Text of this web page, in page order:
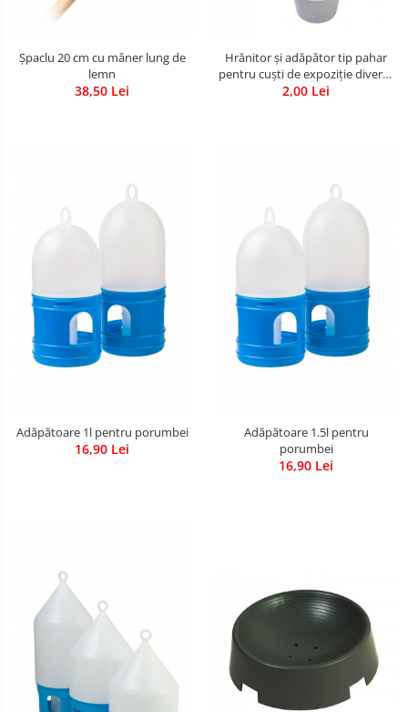
Șpaclu 20 cm cu mâner lung de
lemn
38,50 Lei
Hrănitor și adăpător tip pahar
pentru cuști de expoziție diverse
culori
2,00 Lei
Adăpătoare 1l pentru porumbei
16,90 Lei
Adăpătoare 1.5l pentru
porumbei
16,90 Lei